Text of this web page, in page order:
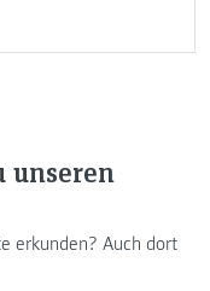
unseren
erkunden? Auch dort